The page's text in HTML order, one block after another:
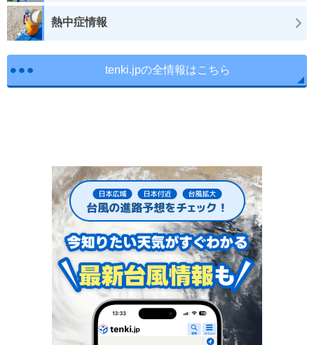
熱中症情報
tenki.jpの全情報はこちら